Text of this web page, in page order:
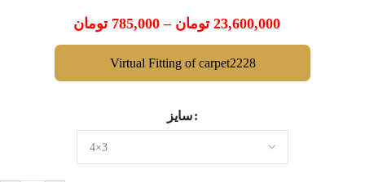
785,000 تومان – 23,600,000 تومان
Virtual Fitting of carpet2228
سایز